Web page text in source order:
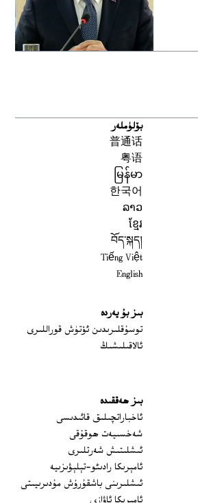
بۆلۈملەر
普通话
粤语
မြန်မာ
한국어
ລາວ
ខ្មែរ
བོད་སྐད།
Tiếng Việt
English
بىز بۇ يەردە
توسۇقلىرىدىن ئۆتۈش قوراللىرى
ئالاقىلىشىڭ
Opens in new
Opens in new
Opens in new
Opens in new window
بىز ھەققىدە
ئاخباراتچىلىق قائىدىسى
شەخسىيەت ھوقۇقى
ئىشلىتىش شەرتلىرى
ئامېرىكا رادىئو-تېلېۋىزىيە
ئىشلىرىنى باشقۇرۇش مۇدىرىيىتى